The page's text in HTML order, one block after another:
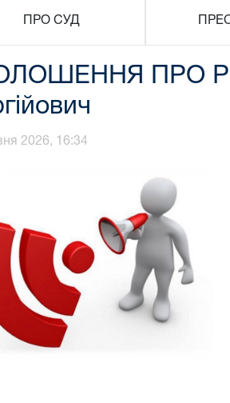
ПРО СУД
ПРО
2026, 16:34